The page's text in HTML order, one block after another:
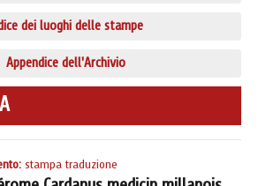
dei luoghi delle stampe
Appendice dell'Archivio
stampa traduzione